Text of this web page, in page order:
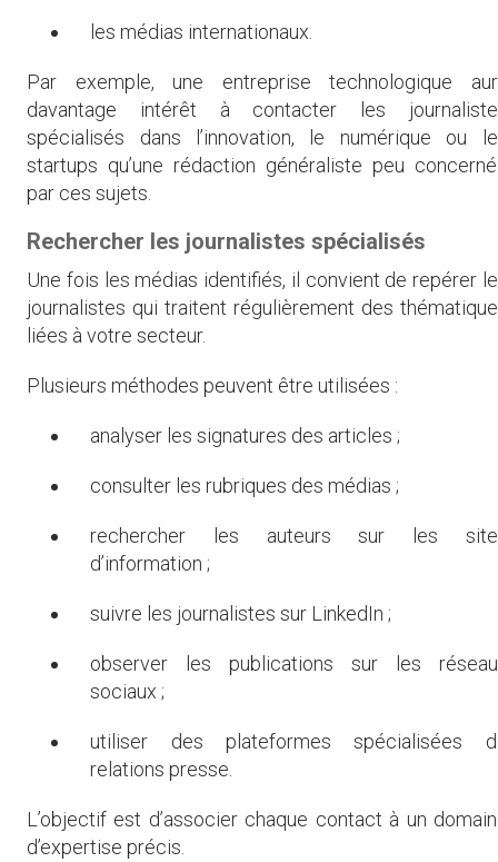
les médias internationaux.
Par exemple, une entreprise technologique
davantage intérêt à contacter les
spécialisés dans l’innovation, le numérique ou
startups qu’une rédaction généraliste peu
par ces sujets.
Rechercher les journalistes spécialisés
Une fois les médias identifiés, il convient de repérer
journalistes qui traitent régulièrement des
liées à votre secteur.
Plusieurs méthodes peuvent être utilisées :
analyser les signatures des articles ;
consulter les rubriques des médias ;
rechercher les auteurs sur les
d’information ;
suivre les journalistes sur LinkedIn ;
observer les publications sur les
sociaux ;
utiliser des plateformes spécialisées
relations presse.
L’objectif est d’associer chaque contact à un
d’expertise précis.